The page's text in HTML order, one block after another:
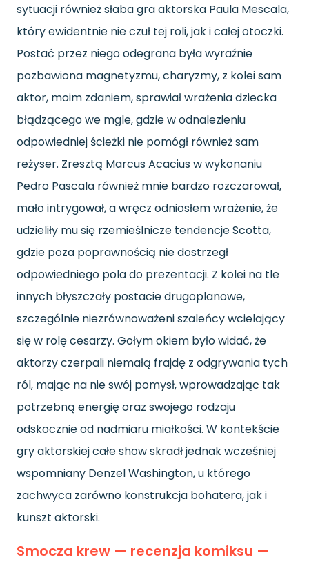
sytuacji również słaba gra aktorska Paula Mescala,
który ewidentnie nie czuł tej roli, jak i całej otoczki.
Postać przez niego odegrana była wyraźnie
pozbawiona magnetyzmu, charyzmy, z kolei sam
aktor, moim zdaniem, sprawiał wrażenia dziecka
błądzącego we mgle, gdzie w odnalezieniu
odpowiedniej ścieżki nie pomógł również sam
reżyser. Zresztą Marcus Acacius w wykonaniu
Pedro Pascala również mnie bardzo rozczarował,
mało intrygował, a wręcz odniosłem wrażenie, że
udzieliły mu się rzemieślnicze tendencje Scotta,
gdzie poza poprawnością nie dostrzegł
odpowiedniego pola do prezentacji. Z kolei na tle
innych błyszczały postacie drugoplanowe,
szczególnie niezrównoważeni szaleńcy wcielający
się w rolę cesarzy. Gołym okiem było widać, że
aktorzy czerpali niemałą frajdę z odgrywania tych
ról, mając na nie swój pomysł, wprowadzając tak
potrzebną energię oraz swojego rodzaju
odskocznie od nadmiaru miałkości. W kontekście
gry aktorskiej całe show skradł jednak wcześniej
wspomniany Denzel Washington, u którego
zachwyca zarówno konstrukcja bohatera, jak i
kunszt aktorski.
Smocza krew — recenzja komiksu —